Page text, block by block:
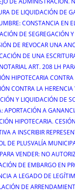
DE LIQUIDACIÓN DE
CONSTANCIA EN
DE SEGREGACIÓN
DE REVOCAR UNA
DE UNA
ART. 208 LH
HIPOTECARIA CONTRA
CONTRA LA HERENCIA
Y LIQUIDACIÓN DE
A
HIPOTECARIA.
A INSCRIBIR
DE PLUSVALÍA
VENDER: NO
DE EMBARGO EN
A LEGADO DE
DE